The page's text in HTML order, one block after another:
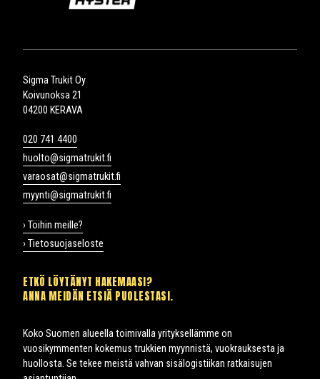
Sigma Trukit Oy
Koivunoksa 21
04200 KERAVA
020 741 4400
huolto@sigmatrukit.fi
varaosat@sigmatrukit.fi
myynti@sigmatrukit.fi
› Töihin meille?
› Tietosuojaseloste
ETKÖ LÖYTÄNYT HAKEMAASI?
ANNA MEIDÄN ETSIÄ PUOLESTASI.
Koko Suomen alueella toimivalla yrityksellämme on
vuosikymmenten kokemus trukkien myynnistä, vuokrauksesta ja
huollosta. Se tekee meistä vahvan sisälogistiikan ratkaisujen